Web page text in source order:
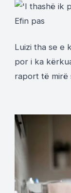
Luizi tha se e
por i ka
raport të mirë